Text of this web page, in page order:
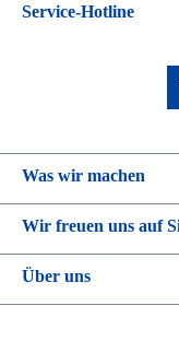
Service-Hotline
Was wir machen
Wir freuen uns auf
Über uns